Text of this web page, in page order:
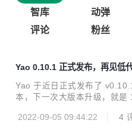
智库
动弹
评论
粉丝
Yao 0.10.1 正式发布，再见低
Yao 于近日正式发布了
本，下一次大版本升级，就是
s, 可以使用 DSL 快速实现更
2022-09-05 09:44:22 4